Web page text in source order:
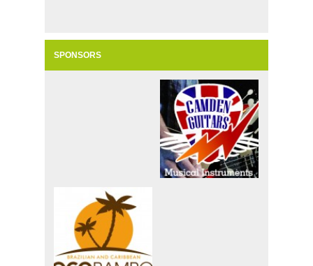
SPONSORS